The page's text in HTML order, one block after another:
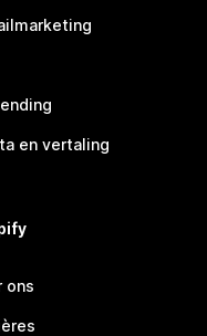
en vertaling
ons